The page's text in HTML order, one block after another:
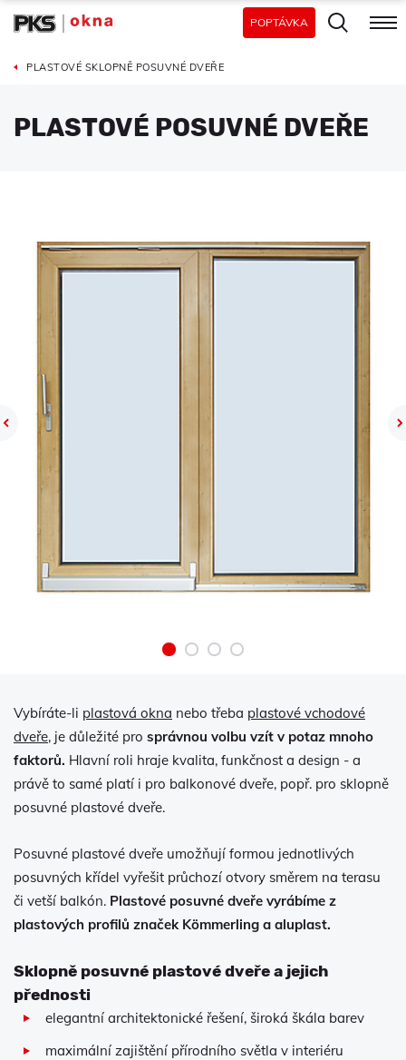
POPTÁVKA
PLASTOVÉ SKLOPNĚ POSUVNÉ DVEŘE
PLASTOVÉ POSUVNÉ DVEŘE
Vybíráte-li plastová okna nebo třeba plastové vchodové
dveře, je důležité pro správnou volbu vzít v potaz mnoho
faktorů. Hlavní roli hraje kvalita, funkčnost a design - a
právě to samé platí i pro balkonové dveře, popř. pro sklopně
posuvné plastové dveře.
Posuvné plastové dveře umožňují formou jednotlivých
posuvných křídel vyřešit průchozí otvory směrem na terasu
či vetší balkón. Plastové posuvné dveře vyrábíme z
plastových profilů značekKömmerling a aluplast.
Sklopně posuvné plastové dveře a jejich
přednosti
elegantní architektonické řešení, široká škála barev
maximální zajištění přírodního světla v interiéru